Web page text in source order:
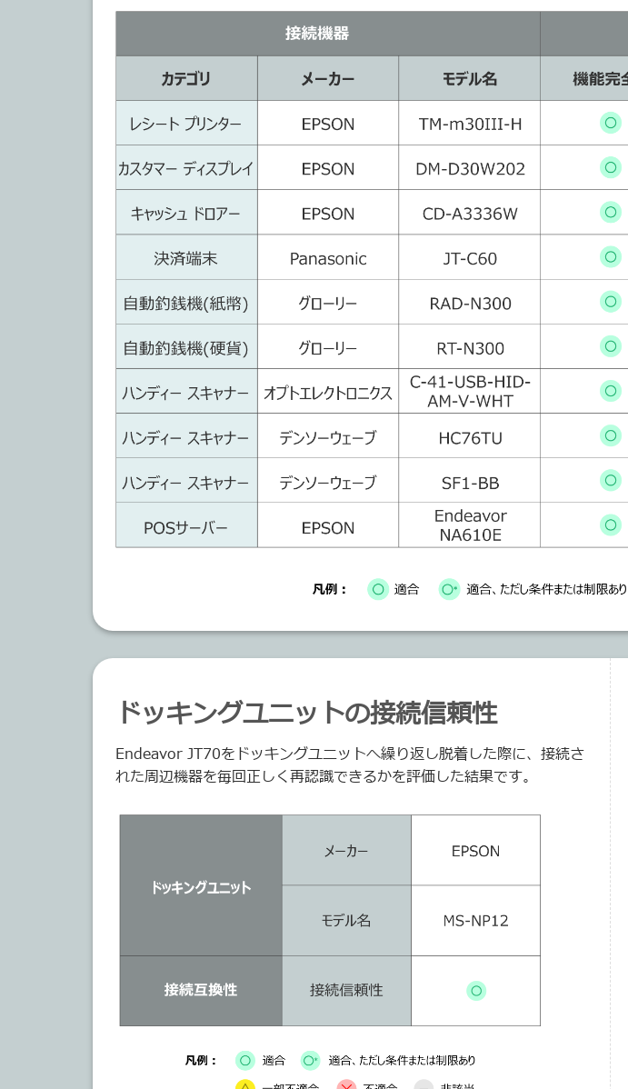
ドッキングユニットの接続信頼性
Endeavor JT70をドッキングユニットへ繰り返し脱着した際に、接続さ
れた周辺機器を毎回正しく再認識できるかを評価した結果です。